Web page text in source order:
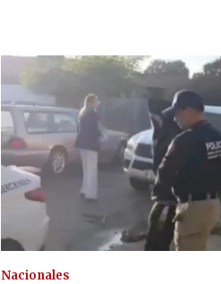
Nacionales